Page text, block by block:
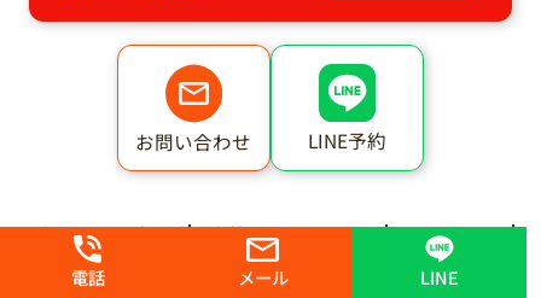
お問い合わせ LINE予約
プロタイムズ 外壁塗装ジャーナル AP ONLINE
電話 メール LINE